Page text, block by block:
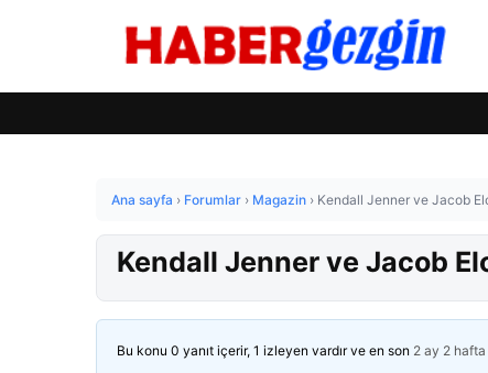
Ana sayfa › Forumlar › Magazin › Kendall Jenner ve Jacob
Kendall Jenner ve Jacob
Bu konu 0 yanıt içerir, 1 izleyen vardır ve en son 2 ay 2